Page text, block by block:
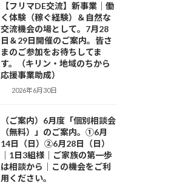
【フリマDE交流】新事業｜働
く体験（稼ぐ経験）＆自然な
交流機会の場として。7月28
日＆29日開催のご案内。皆さ
まのご参加をお待ちしてま
す。（キリン・地域のちから
応援事業助成）
2026年6月30日
（ご案内）6月度「個別相談会
（無料）」のご案内。①6月
14日（日）②6月28日（日）
｜1日3組様｜ご家族の第一歩
は相談から｜この機会をご利
用ください。